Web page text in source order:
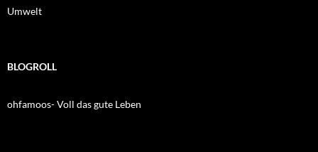
Umwelt
BLOGROLL
ohfamoos- Voll das gute Leben